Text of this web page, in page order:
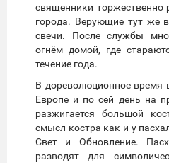
священники торжественно
города. Верующие тут же
свечи. После службы
огнём домой, где
течение года.
В дореволюционное время
Европе и по сей день на
разжигается большой
смысл костра как и у
Свет и Обновление.
разводят для